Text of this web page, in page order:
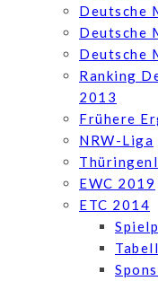
Deutsche
Deutsche
Deutsche
Ranking
2013
Frühere
NRW-Liga
EWC 2019
ETC 2014